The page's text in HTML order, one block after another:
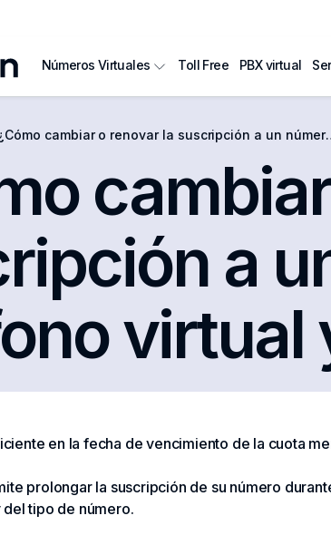
Números Virtuales Toll Free PBX virtual
cambiar o renovar la suscripción a un número de teléfono virtual ya comprado?
a
virtual
en la fecha de vencimiento de la cuota
prolongar la suscripción de su número
tipo de número.